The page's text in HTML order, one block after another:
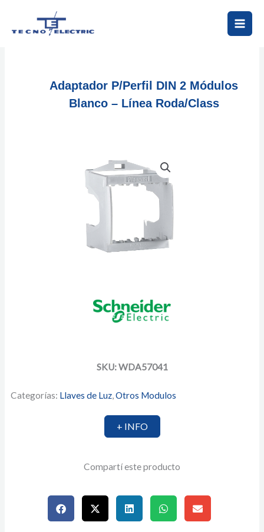
Adaptador P/perfil DIN 2 Módulos
Blanco – Línea Roda/Class
SKU: WDA57041
Categorías: Llaves de Luz,Otros Modulos
+ INFO
Compartí este producto